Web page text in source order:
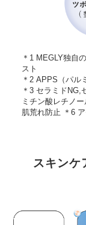
＊1 MEGLY独自
スト
＊2 APPS（パル
＊3 セラミドNG,
ミチン酸レチノ
肌荒れ防止 ＊6
スキンケ